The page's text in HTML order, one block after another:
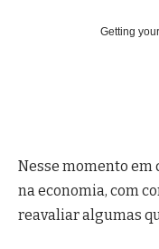
Getting your
Nesse momento em
na economia, com
reavaliar algumas